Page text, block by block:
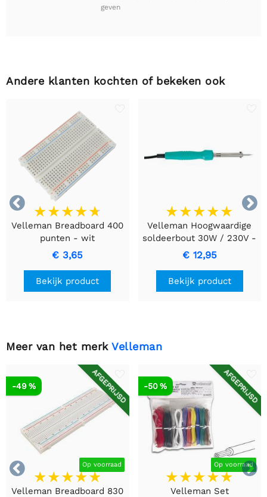
geven
Andere klanten kochten of bekeken ook


Velleman Breadboard 400
punten - wit
€ 3,65
Bekijk product
Velleman Hoogwaardige
soldeerbout 30W / 230V -
VTSI30
€ 12,95
Bekijk product
Meer van het merk Velleman


AFGEPRIJSD
Op voorraad
-49 %
Velleman Breadboard 830
AFGEPRIJSD
Op voorraad
-50 %
Velleman Set